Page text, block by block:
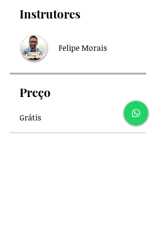
Instrutores
Felipe Morais
Preço
Grátis